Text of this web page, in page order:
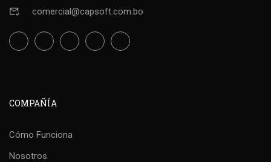
comercial@capsoft.com.bo
COMPAÑÍA
Cómo Funciona
Nosotros